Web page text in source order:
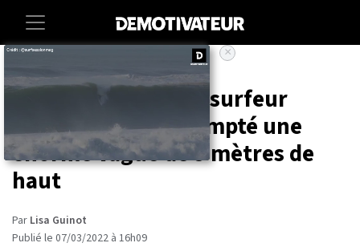
Dans les Landes, le surfeur
Kyllian Guérin a dompté une
énorme vague de 5 mètres de
haut
Par Lisa Guinot
Publié le 07/03/2022 à 16h09
×